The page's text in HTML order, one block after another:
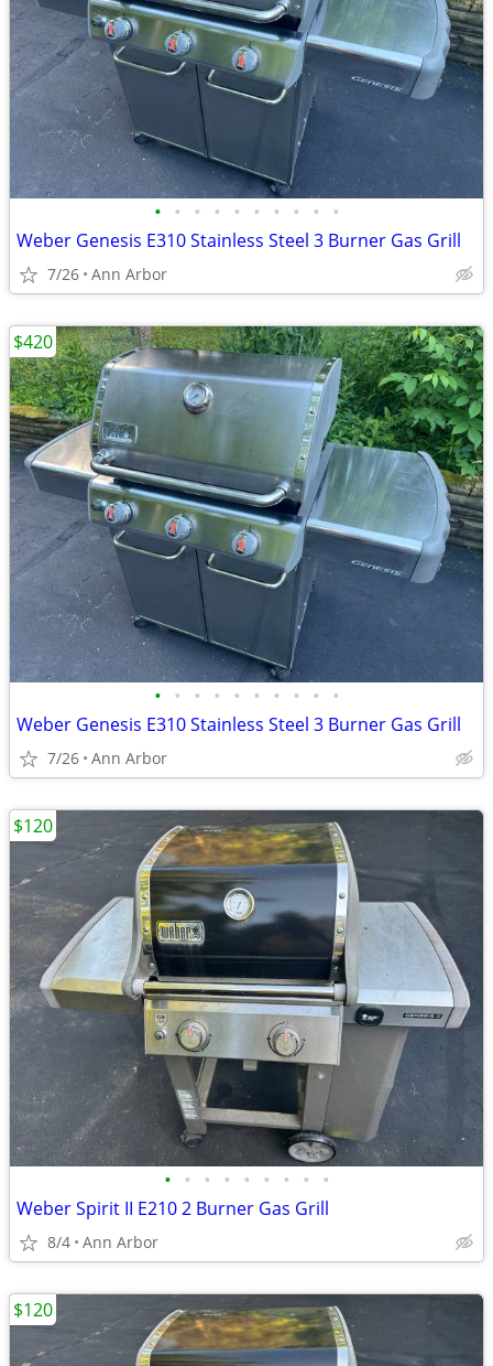
• • • • • • • • • •
Weber Genesis E310 Stainless Steel 3 Burner Gas Grill
7/26 Ann Arbor
• • • • • • • • • •
Weber Genesis E310 Stainless Steel 3 Burner Gas Grill
7/26 Ann Arbor
$420
• • • • • • • • •
Weber Spirit II E210 2 Burner Gas Grill
8/4 Ann Arbor
$120
$120